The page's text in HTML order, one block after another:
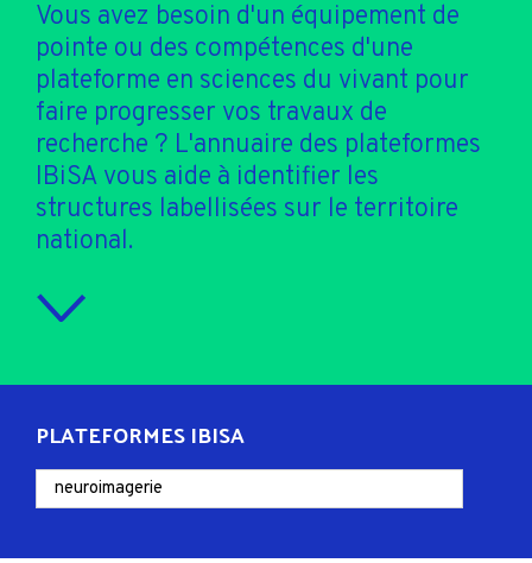
Vous avez besoin d'un équipement de
pointe ou des compétences d'une
plateforme en sciences du vivant pour
faire progresser vos travaux de
recherche ? L'annuaire des plateformes
IBiSA vous aide à identifier les
structures labellisées sur le territoire
national.
PLATEFORMES IBISA